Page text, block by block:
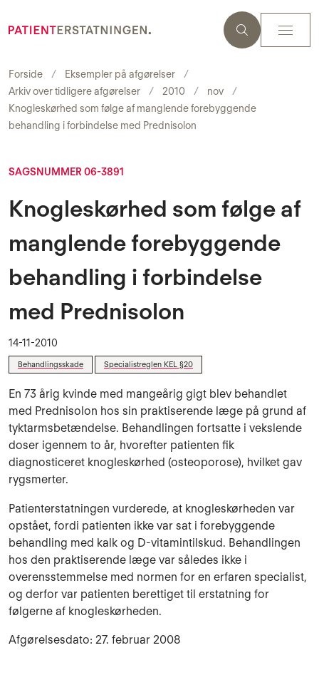
Forside
Eksempler på afgørelser
Arkiv over tidligere afgørelser
2010
nov
Knogleskørhed som følge af manglende forebyggende
behandling i forbindelse med Prednisolon
SAGSNUMMER 06-3891
Knogleskørhed som følge af
manglende forebyggende
behandling i forbindelse
med Prednisolon
14-11-2010
Behandlingsskade Specialistreglen KEL §20
En 73 årig kvinde med mangeårig gigt blev behandlet
med Prednisolon hos sin praktiserende læge på grund af
tyktarmsbetændelse. Behandlingen fortsatte i vekslende
doser igennem to år, hvorefter patienten fik
diagnosticeret knogleskørhed (osteoporose), hvilket gav
rygsmerter.
Patienterstatningen vurderede, at knogleskørheden var
opstået, fordi patienten ikke var sat i forebyggende
behandling med kalk og D-vitamintilskud. Behandlingen
hos den praktiserende læge var således ikke i
overensstemmelse med normen for en erfaren specialist,
og derfor var patienten berettiget til erstatning for
følgerne af knogleskørheden.
Afgørelsesdato: 27. februar 2008